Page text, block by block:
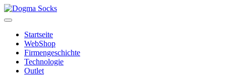
Skip
to
Startseite
WebShop
Firmengeschichte
Technologie
Outlet